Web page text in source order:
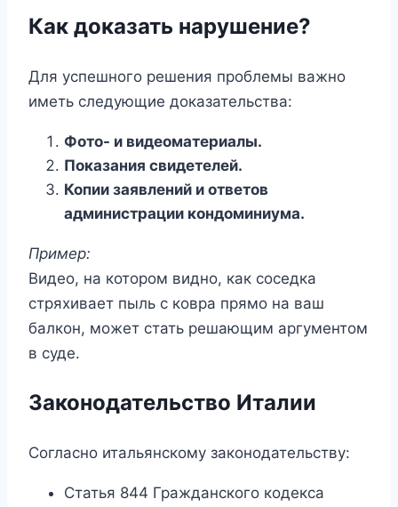
Как доказать нарушение?
Для успешного решения проблемы важно
иметь следующие доказательства:
Фото- и видеоматериалы.
Показания свидетелей.
Копии заявлений и ответов
администрации кондоминиума.
Пример:
Видео, на котором видно, как соседка
стряхивает пыль с ковра прямо на ваш
балкон, может стать решающим аргументом
в суде.
Законодательство Италии
Согласно итальянскому законодательству:
Статья 844 Гражданского кодекса